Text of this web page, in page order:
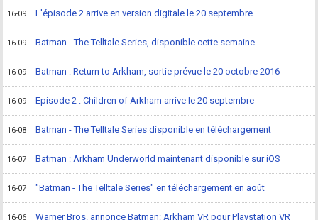
16-09 L'épisode 2 arrive en version digitale le 20 septembre
16-09 Batman - The Telltale Series, disponible cette semaine
16-09 Batman : Return to Arkham, sortie prévue le 20 octobre 2016
16-09 Episode 2 : Children of Arkham arrive le 20 septembre
16-08 Batman - The Telltale Series disponible en téléchargement
16-07 Batman : Arkham Underworld maintenant disponible sur iOS
16-07 "Batman - The Telltale Series" en téléchargement en août
16-06 Warner Bros. annonce Batman: Arkham VR pour Playstation VR